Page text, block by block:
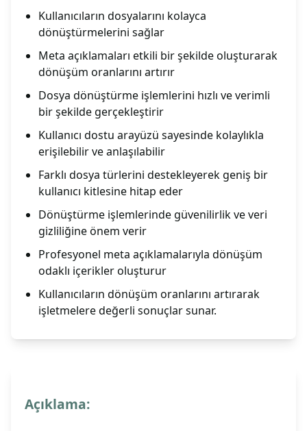
Kullanıcıların dosyalarını kolayca
dönüştürmelerini sağlar
Meta açıklamaları etkili bir şekilde oluşturarak
dönüşüm oranlarını artırır
Dosya dönüştürme işlemlerini hızlı ve verimli
bir şekilde gerçekleştirir
Kullanıcı dostu arayüzü sayesinde kolaylıkla
erişilebilir ve anlaşılabilir
Farklı dosya türlerini destekleyerek geniş bir
kullanıcı kitlesine hitap eder
Dönüştürme işlemlerinde güvenilirlik ve veri
gizliliğine önem verir
Profesyonel meta açıklamalarıyla dönüşüm
odaklı içerikler oluşturur
Kullanıcıların dönüşüm oranlarını artırarak
işletmelere değerli sonuçlar sunar.
Açıklama: